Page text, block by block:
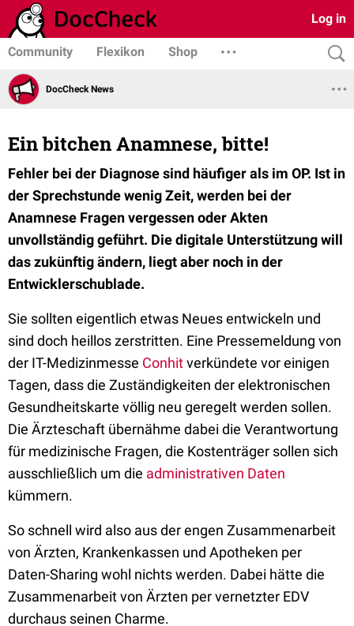
Log in
Community Flexikon Shop
DocCheck News
Ein bitchen Anamnese, bitte!
Fehler bei der Diagnose sind häufiger als im OP. Ist in
der Sprechstunde wenig Zeit, werden bei der
Anamnese Fragen vergessen oder Akten
unvollständig geführt. Die digitale Unterstützung will
das zukünftig ändern, liegt aber noch in der
Entwicklerschublade.
Sie sollten eigentlich etwas Neues entwickeln und
sind doch heillos zerstritten. Eine Pressemeldung von
der IT-Medizinmesse Conhitverkündete vor einigen
Tagen, dass die Zuständigkeiten der elektronischen
Gesundheitskarte völlig neu geregelt werden sollen.
Die Ärzteschaft übernähme dabei die Verantwortung
für medizinische Fragen, die Kostenträger sollen sich
ausschließlich um die administrativen Daten
kümmern.
So schnell wird also aus der engen Zusammenarbeit
von Ärzten, Krankenkassen und Apotheken per
Daten-Sharing wohl nichts werden. Dabei hätte die
Zusammenarbeit von Ärzten per vernetzter EDV
durchaus seinen Charme.